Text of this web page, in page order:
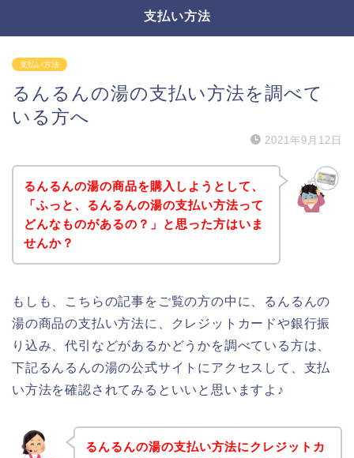
支払い方法
支払い方法
るんるんの湯の支払い方法を調べて
いる方へ
2021年9月12日
るんるんの湯の商品を購入しようとして、
「ふっと、るんるんの湯の支払い方法って
どんなものがあるの？」と思った方はいま
せんか？
もしも、こちらの記事をご覧の方の中に、るんるんの
湯の商品の支払い方法に、クレジットカードや銀行振
り込み、代引などがあるかどうかを調べている方は、
下記るんるんの湯の公式サイトにアクセスして、支払
い方法を確認されてみるといいと思いますよ♪
るんるんの湯の支払い方法にクレジットカ